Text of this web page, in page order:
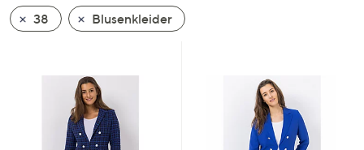
wischen
Sie
38
Blusenkleider